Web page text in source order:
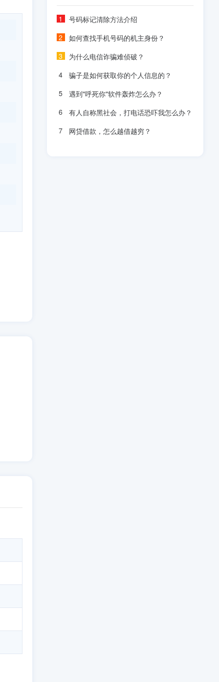
号码标记清除方法介绍
如何查找手机号码的机主身份？
为什么电信诈骗难侦破？
骗子是如何获取你的个人信息的？
遇到"呼死你"软件轰炸怎么办？
有人自称黑社会，打电话恐吓我怎么办？
网贷借款，怎么越借越穷？